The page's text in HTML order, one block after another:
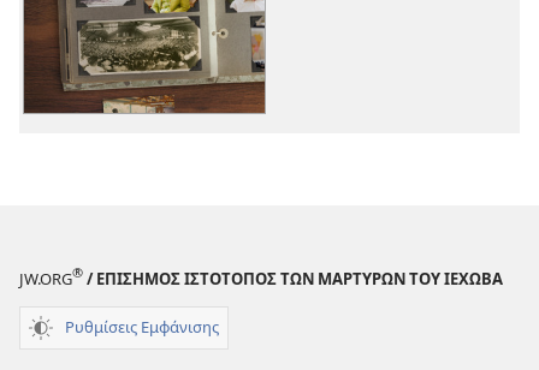
JW.ORG® / ΕΠΙΣΗΜΟΣ ΙΣΤΟΤΟΠΟΣ ΤΩΝ ΜΑΡΤΥΡΩΝ ΤΟΥ ΙΕΧΩΒΑ
Ρυθμίσεις Εμφάνισης